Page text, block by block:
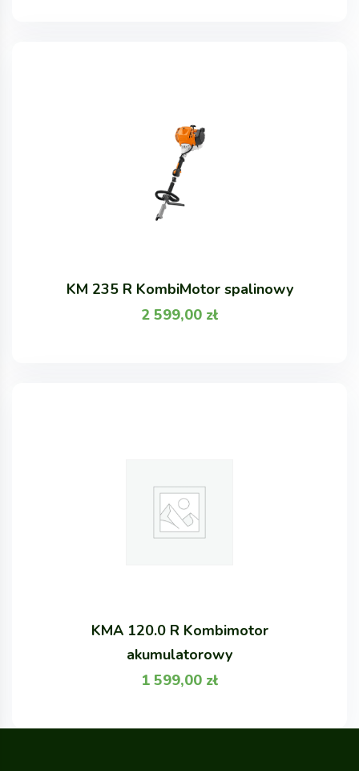
KM 235 R KombiMotor spalinowy
2 599,00 zł
KMA 120.0 R Kombimotor
akumulatorowy
1 599,00 zł